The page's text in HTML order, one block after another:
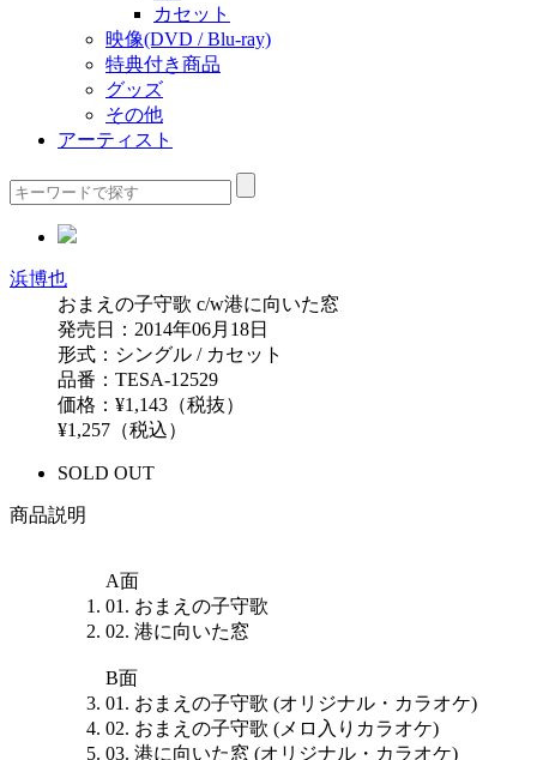
カセット
映像(DVD / Blu-ray)
特典付き商品
グッズ
その他
アーティスト
浜博也
おまえの子守歌 c/w港に向いた窓
発売日：2014年06月18日
形式：シングル / カセット
品番：TESA-12529
価格：¥1,143（税抜）
¥1,257（税込）
SOLD OUT
商品説明
A面
01. おまえの子守歌
02. 港に向いた窓
B面
01. おまえの子守歌 (オリジナル・カラオケ)
02. おまえの子守歌 (メロ入りカラオケ)
03. 港に向いた窓 (オリジナル・カラオケ)